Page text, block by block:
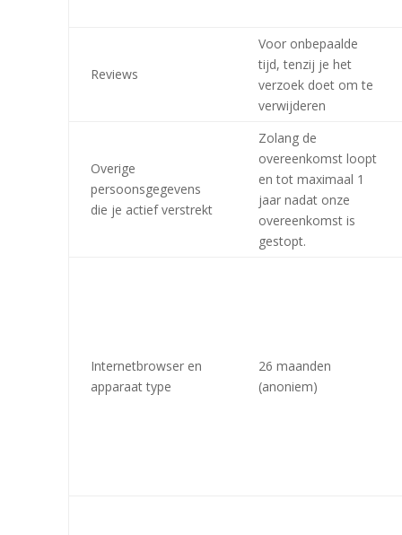
Reviews
Voor onbepaalde
tijd, tenzij je het
verzoek doet om te
verwijderen
Overige
persoonsgegevens
die je actief verstrekt
Zolang de
overeenkomst loopt
en tot maximaal 1
jaar nadat onze
overeenkomst is
gestopt.
Internetbrowser en
apparaat type
26 maanden
(anoniem)